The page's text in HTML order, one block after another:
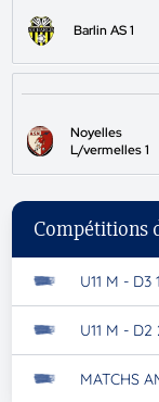
Barlin AS 1
Noyelles
L/vermelles 1
Compétitions
U11 M - D3
U11 M -
MATCHS